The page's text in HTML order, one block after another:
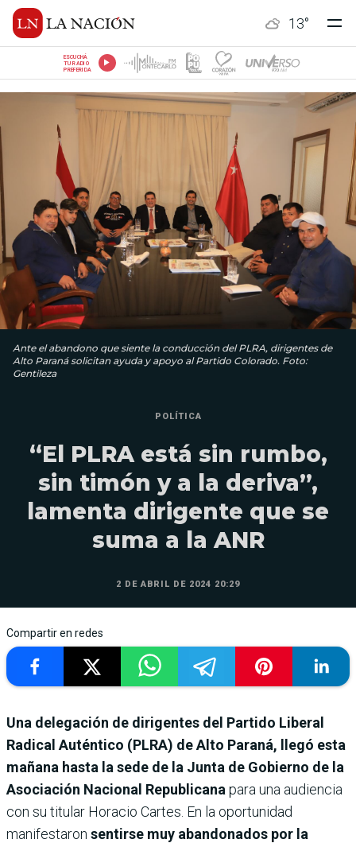
13°
ESCUCHÁ
TU RADIO
PREFERIDA
Ante el abandono que siente la conducción del PLRA, dirigentes de
Alto Paraná solicitan ayuda y apoyo al Partido Colorado. Foto:
Gentileza
POLÍTICA
“El PLRA está sin rumbo,
sin timón y a la deriva”,
lamenta dirigente que se
suma a la ANR
2 DE ABRIL DE 2024 20:29
Compartir en redes
Una delegación de dirigentes del Partido Liberal
Radical Auténtico (PLRA) de Alto Paraná, llegó esta
mañana hasta la sede de la Junta de Gobierno de la
Asociación Nacional Republicana para una audiencia
con su titular Horacio Cartes. En la oportunidad
manifestaron sentirse muy abandonados por la